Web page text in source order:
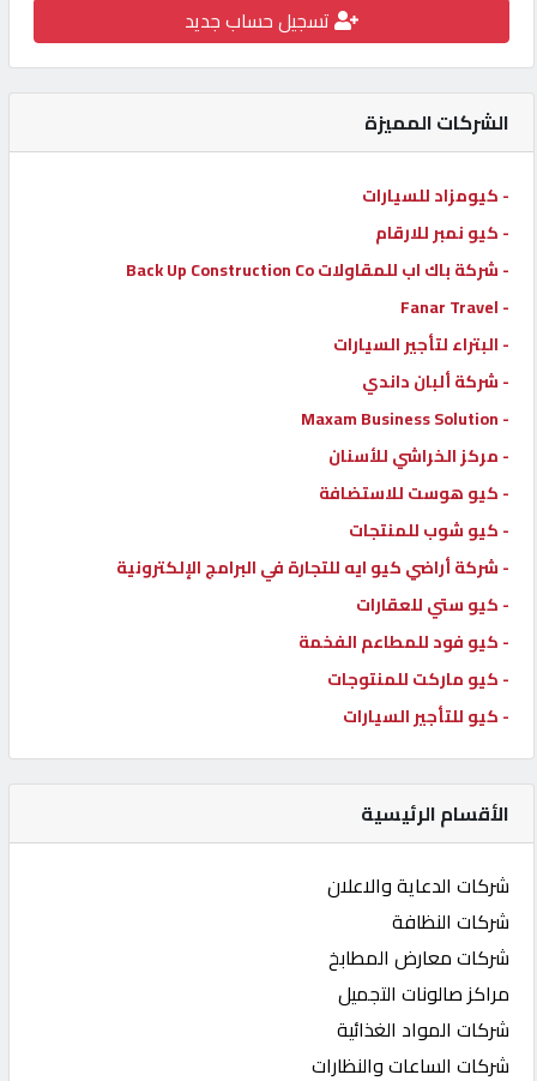
كيو
كارز
كيو
ماركت
الدليل
القطري
POWERED
QHOST
تسجيل حساب جديد
الشركات المميزة
- كيومزاد للسيارات
- كيو نمبر للارقام
- شركة باك اب للمقاولات Back Up Construction Co
- Fanar Travel
- البتراء لتأجير السيارات
- شركة ألبان داندي
- Maxam Business Solution
- مركز الخراشي للأسنان
- كيو هوست للاستضافة
- كيو شوب للمنتجات
- شركة أراضي كيو ايه للتجارة في البرامج الإلكترونية
- كيو ستي للعقارات
- كيو فود للمطاعم الفخمة
- كيو ماركت للمنتوجات
- كيو للتأجير السيارات
الأقسام الرئيسية
شركات الدعاية والاعلان
شركات النظافة
شركات معارض المطابخ
مراكز صالونات التجميل
شركات المواد الغذائية
شركات الساعات والنظارات